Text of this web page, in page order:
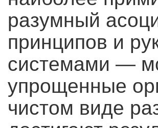
разумный
принципов и
системами —
упрощенные
чистом виде